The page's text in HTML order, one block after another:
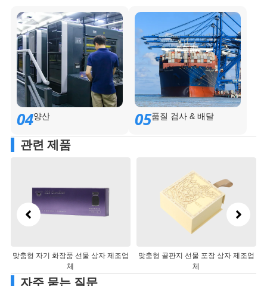
04양산 05품질 검사 & 배달
관련 제품
품 선물 상자 제조업
맞춤형 골판지 선물 포장 상자 제조업
맞춤형 종이 선물
자주 묻는 질문